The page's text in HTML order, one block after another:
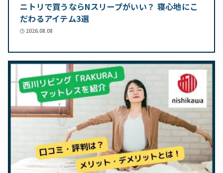
ニトリで買うならNスリープがいい？ 寝心地にこ
だわるアイテム3選
2026.08.08